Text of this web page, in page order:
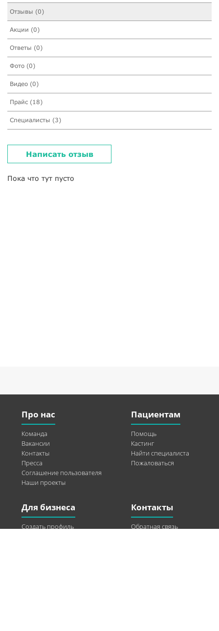
Отзывы (0)
Акции (0)
Ответы (0)
Фото (0)
Видео (0)
Прайс (18)
Специалисты (3)
Написать отзыв
Пока что тут пусто
Про нас
Команда
Вакансии
Контакты
Пресса
Соглашение пользователя
Наши проекты
Пациентам
Помощь
Кастинг
Найти специалиста
Пожаловаться
Для бизнеса
Создать профиль
Контакты
Обратная связь